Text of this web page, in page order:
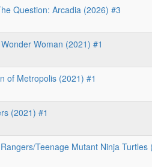
Question: Arcadia (2026) #3
Woman (2021) #1
of Metropolis (2021) #1
(2021) #1
Teenage Mutant Ninja Turtles